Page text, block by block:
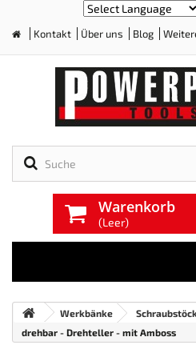
Kontakt Über uns Blog
Warenkorb
(Leer)
Werkbänke
drehbar - Drehteller - mit Amboss